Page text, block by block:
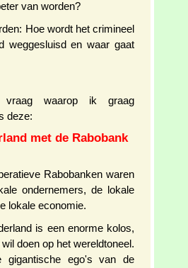
van worden?
Hoe wordt het crimineel
weggesluisd en waar gaat
vraag waarop ik graag
deze:
met de Rabobank
Rabobanken waren
ondernemers, de lokale
lokale economie.
is een enorme kolos,
doen op het wereldtoneel.
gigantische ego's van de